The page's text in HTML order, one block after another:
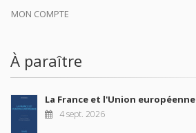
MON COMPTE
À paraître
La France et l'Union européenne
4 sept. 2026